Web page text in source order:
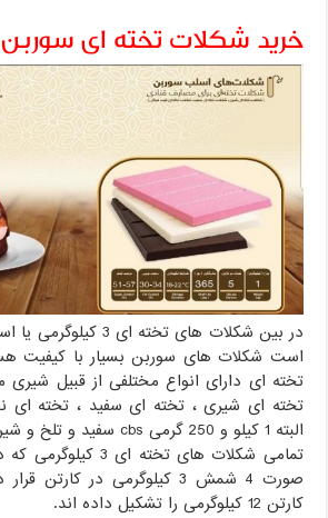
خرید شکلات تخته ای سوربن
در بین شکلات های تخته
است شکلات های سوربن بسیار با کیفیت
تخته ای دارای انواع مختلفی از قبیل شیری
البته 1 کیلو و 250 گرمی cbs سفید و تلخ و شیری می باشد.
تمامی شکلات های تخته
صورت 4 شمش 3 کیلوگرمی در
کارتن 12 کیلوگرمی را تشکیل داده اند.